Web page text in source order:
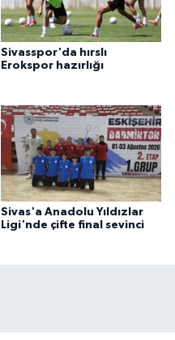
Sivasspor'da hırslı
Erokspor hazırlığı
Sivas'a Anadolu Yıldızlar
Ligi'nde çifte final sevinci